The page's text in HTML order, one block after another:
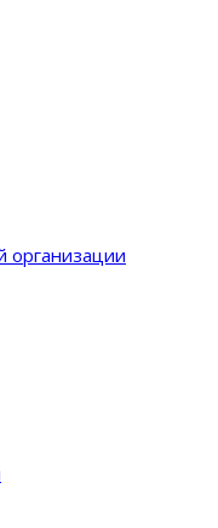
организации